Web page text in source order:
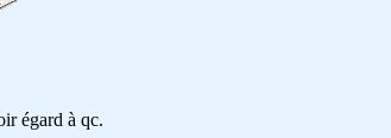
égard à qc.